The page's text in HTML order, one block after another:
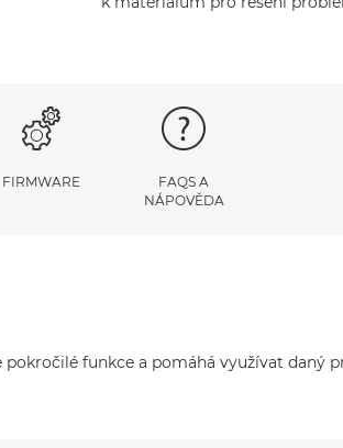
FIRMWARE
FAQS A
NÁPOVĚDA
funkce a pomáhá využívat